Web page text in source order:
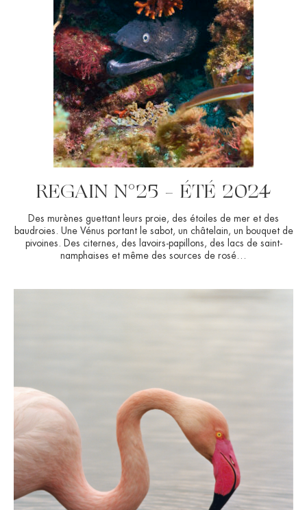
REGAIN N°25 – ÉTÉ 2024
Des murènes guettant leurs proie, des étoiles de mer et des
baudroies. Une Vénus portant le sabot, un châtelain, un bouquet de
pivoines. Des citernes, des lavoirs-papillons, des lacs de saint-
namphaises et même des sources de rosé…